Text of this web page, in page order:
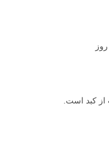
از کبد است.